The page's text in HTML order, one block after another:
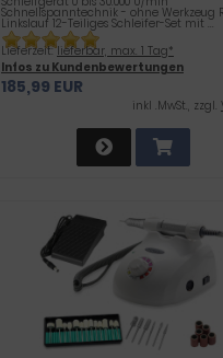
Schnellspanntechnik - ohne Werkzeug
Linkslauf 12-Teiliges Schleifer-Set mit ...
Lieferzeit:lieferbar, max. 1 Tag*
Infos zu Kundenbewertungen
185,99 EUR
inkl .MwSt., zzgl.